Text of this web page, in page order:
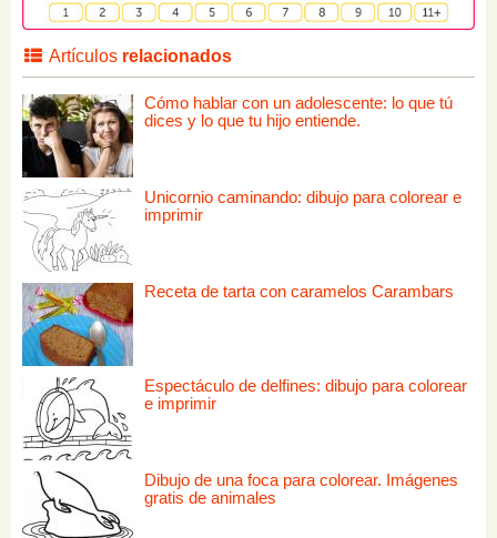
Artículos relacionados
Cómo hablar con un adolescente: lo que tú
dices y lo que tu hijo entiende.
Unicornio caminando: dibujo para colorear e
imprimir
Receta de tarta con caramelos Carambars
Espectáculo de delfines: dibujo para colorear
e imprimir
Dibujo de una foca para colorear. Imágenes
gratis de animales